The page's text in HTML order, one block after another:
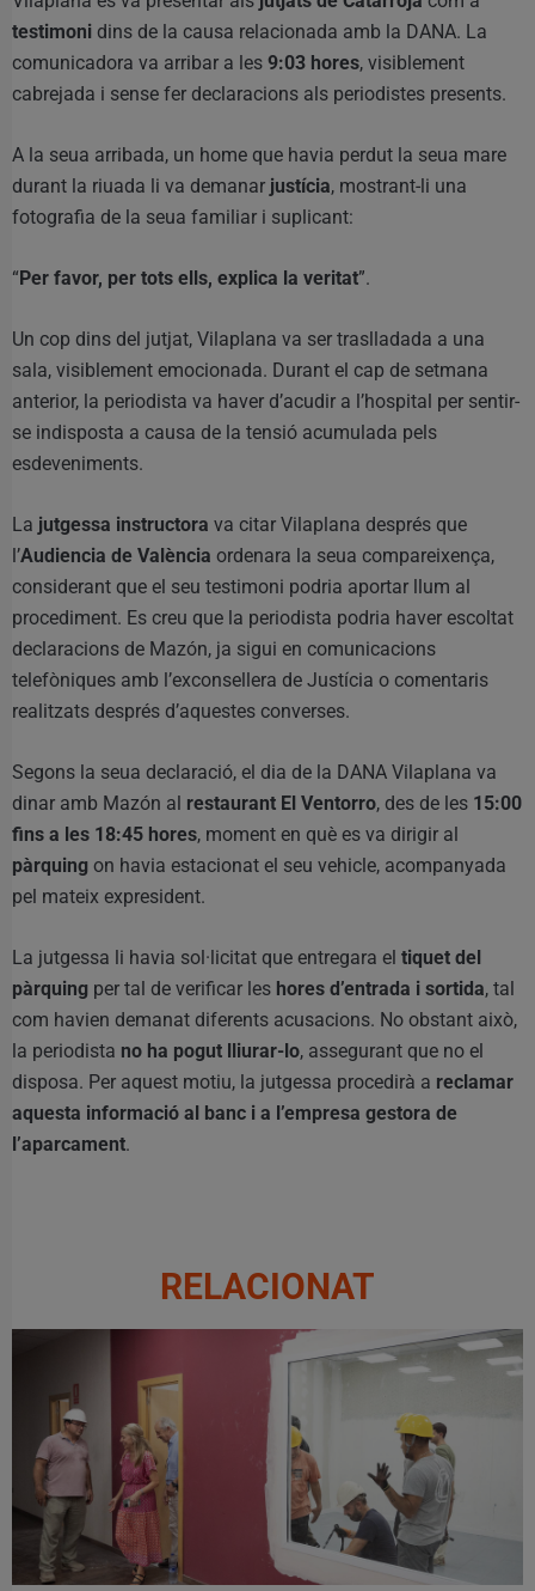
testimoni dins de la causa relacionada amb la DANA. La
comunicadora va arribar a les 9:03 hores, visiblement
cabrejada i sense fer declaracions als periodistes presents.
A la seua arribada, un home que havia perdut la seua mare
durant la riuada li va demanar justícia, mostrant-li una
fotografia de la seua familiar i suplicant:
“ Per favor, per tots ells, explica la veritat”.
Un cop dins del jutjat, Vilaplana va ser traslladada a una
sala, visiblement emocionada. Durant el cap de setmana
anterior, la periodista va haver d’acudir a l’hospital per sentir-
se indisposta a causa de la tensió acumulada pels
esdeveniments.
La jutgessa instructora va citar Vilaplana després que
l’Audiencia de València ordenara la seua compareixença,
considerant que el seu testimoni podria aportar llum al
procediment. Es creu que la periodista podria haver escoltat
declaracions de Mazón, ja sigui en comunicacions
telefòniques amb l’exconsellera de Justícia o comentaris
realitzats després d’aquestes converses.
Segons la seua declaració, el dia de la DANA Vilaplana va
dinar amb Mazón al restaurant El Ventorro, des de les 15:00
fins a les 18:45 hores, moment en què es va dirigir al
pàrquing on havia estacionat el seu vehicle, acompanyada
pel mateix expresident.
La jutgessa li havia sol·licitat que entregara el tiquet del
pàrquing per tal de verificar les hores d’entrada i sortida, tal
com havien demanat diferents acusacions. No obstant això,
la periodista no ha pogut lliurar-lo, assegurant que no el
disposa. Per aquest motiu, la jutgessa procedirà a reclamar
aquesta informació al banc i a l’empresa gestora de
l’aparcament.
RELACIONAT